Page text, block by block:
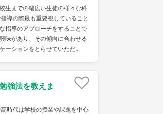
生までの幅広い生徒の様々な科
導の際最も重要視していること
指導のアプローチをすることで
味があり、その傾向に合わせる
ーションをとらせていただ...
強法を教えま
時代は学校の授業や課題を中心